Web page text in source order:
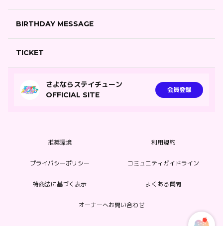
BIRTHDAY MESSAGE
TICKET
さよならステイチューン
OFFICIAL SITE
会員登録
推奨環境 利用規約
プライバシーポリシー コミュニティガイドライン
特商法に基づく表示 よくある質問
オーナーへお問い合わせ